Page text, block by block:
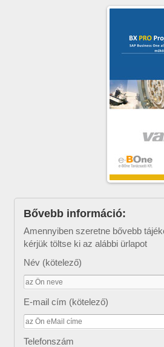
Bővebb információ:
Amennyiben szeretne bővebb
kérjük töltse ki az alábbi ürlapot
Név (kötelező)
E-mail cím (kötelező)
Telefonszám